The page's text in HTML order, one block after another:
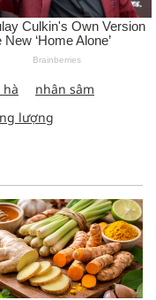
hà
nhân sâm
lượng